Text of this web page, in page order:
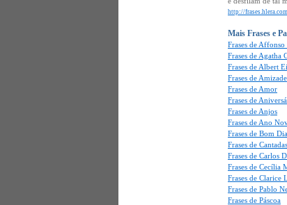
http://
Mais Frases e
Frases de
Frases de Agatha
Frases de Albert
Frases de Amizade
Frases de Amor
Frases de
Frases de Anjos
Frases de Ano
Frases de Bom Dia
Frases de Cantadas
Frases de Carlos
Frases de Cecília
Frases de Clarice
Frases de Pablo
Frases de Páscoa